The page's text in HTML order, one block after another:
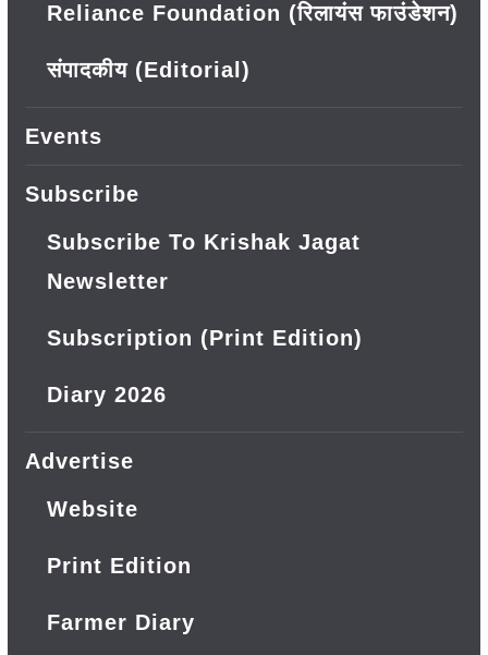
Reliance Foundation (रिलायंस फाउंडेशन)
संपादकीय (Editorial)
Events
Subscribe
Subscribe To Krishak Jagat
Newsletter
Subscription (Print Edition)
Diary 2026
Advertise
Website
Print Edition
Farmer Diary